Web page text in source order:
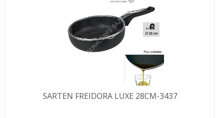
SARTEN FREIDORA LUXE 28CM-3437